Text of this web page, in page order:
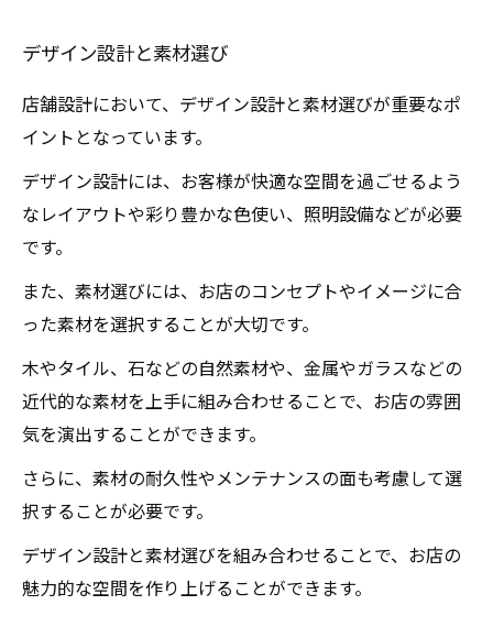
デザイン設計と素材選び
店舗設計において、デザイン設計と素材選びが重要なポ
イントとなっています。
デザイン設計には、お客様が快適な空間を過ごせるよう
なレイアウトや彩り豊かな色使い、照明設備などが必要
です。
また、素材選びには、お店のコンセプトやイメージに合
った素材を選択することが大切です。
木やタイル、石などの自然素材や、金属やガラスなどの
近代的な素材を上手に組み合わせることで、お店の雰囲
気を演出することができます。
さらに、素材の耐久性やメンテナンスの面も考慮して選
択することが必要です。
デザイン設計と素材選びを組み合わせることで、お店の
魅力的な空間を作り上げることができます。